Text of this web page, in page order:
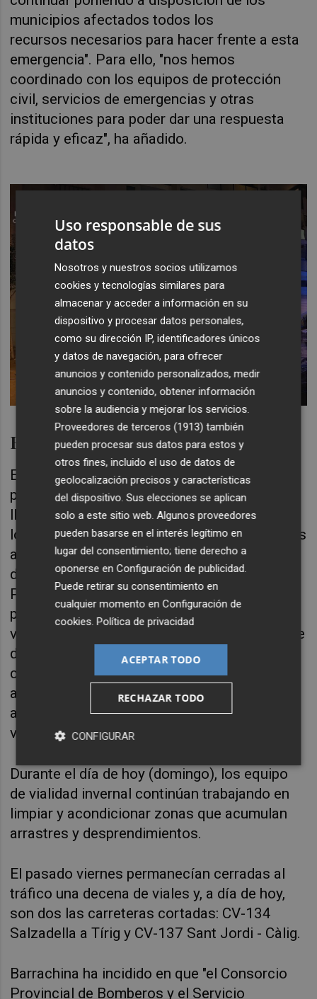
municipios afectados todos los
recursos necesarios para hacer frente a esta
emergencia". Para ello, "nos hemos
coordinado con los equipos de protección
civil, servicios de emergencias y otras
instituciones para poder dar una respuesta
rápida y eficaz", ha añadido.
Estado de las carreteras
En cuanto a los trabajos en la red viaria de la
provincia, el Servicio Provincial de Carreteras
lleva trabajando desde el pasado viernes para
lograr restablecer el tráfico en los puntos más
afectados por las fuertes lluvias que
descargaron en la provincia el pasado jueves.
Para una mayor efectividad, la institución
provincial dobló el número de equipos de
vialidad invernal y un total de ocho equipos
se
desplazaron el viernes a los puntos más
conflictivos de la provincia para limpiar y
acondicionar y lograr, así, restablecer cuanto
antes todas las conexiones a través de la red
viaria de la provincia.
Durante el día de hoy (domingo), los equipo
de vialidad invernal continúan trabajando en
limpiar y acondicionar zonas que acumulan
arrastres y desprendimientos.
El pasado viernes permanecían cerradas al
tráfico una decena de viales y, a día de hoy,
son dos las carreteras cortadas: CV-134
Salzadella a Tírig y CV-137 Sant Jordi - Càlig.
Barrachina ha incidido en que "el Consorcio
Provincial de Bomberos y el Servicio
Uso responsable de sus
datos
Nosotros y nuestros socios utilizamos
cookies y tecnologías similares para
almacenar y acceder a información en su
dispositivo y procesar datos personales,
como su dirección IP, identificadores únicos
y datos de navegación, para ofrecer
anuncios y contenido personalizados, medir
anuncios y contenido, obtener información
sobre la audiencia y mejorar los servicios.
Proveedores de terceros (1913) también
pueden procesar sus datos para estos y
otros fines, incluido el uso de datos de
geolocalización precisos y características
del dispositivo. Sus elecciones se aplican
solo a este sitio web. Algunos proveedores
pueden basarse en el interés legítimo en
lugar del consentimiento; tiene derecho a
oponerse enConfiguración de publicidad.
Puede retirar su consentimiento en
cualquier momento enConfiguración de
cookies.Política de privacidad
ACEPTAR TODO
RECHAZAR TODO
CONFIGURAR